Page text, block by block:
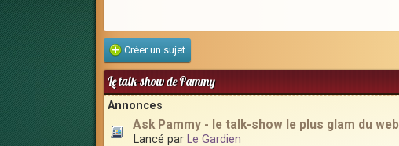
Créer un sujet
Le talk-show de Pammy
Annonces
Ask Pammy - le talk-show le plus glam du web
Lancé par Le Gardien